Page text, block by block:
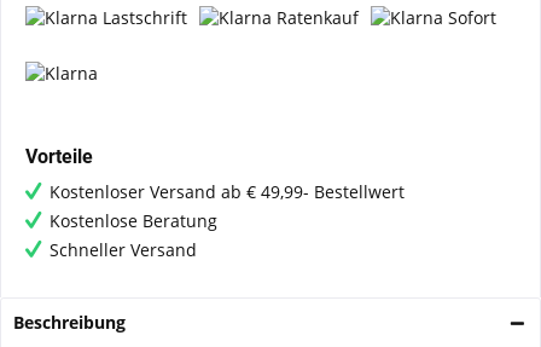
Vorteile
Kostenloser Versand ab € 49,99- Bestellwert
Kostenlose Beratung
Schneller Versand
Beschreibung